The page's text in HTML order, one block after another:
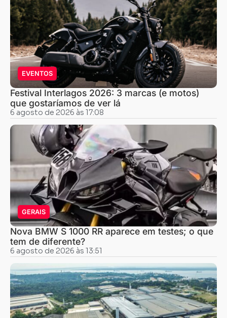
EVENTOS
Festival Interlagos 2026: 3 marcas (e motos)
que gostaríamos de ver lá
6 agosto de 2026 às 17:08
GERAIS
Nova BMW S 1000 RR aparece em testes; o que
tem de diferente?
6 agosto de 2026 às 13:51